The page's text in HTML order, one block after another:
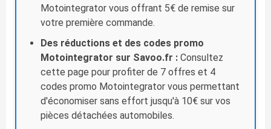
Motointegrator vous offrant 5€ de remise sur
votre première commande.
Des réductions et des codes promo
Motointegrator sur Savoo.fr : Consultez
cette page pour profiter de 7 offres et 4
codes promo Motointegrator vous permettant
d'économiser sans effort jusqu'à 10€ sur vos
pièces détachées automobiles.